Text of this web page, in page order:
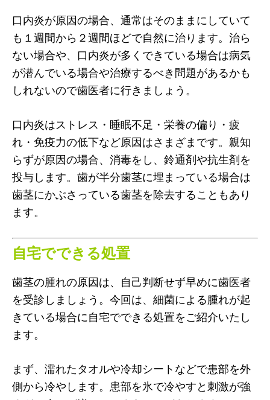
口内炎が原因の場合、通常はそのままにしていて
も１週間から２週間ほどで自然に治ります。治ら
ない場合や、口内炎が多くできている場合は病気
が潜んでいる場合や治療するべき問題があるかも
しれないので歯医者に行きましょう。
口内炎はストレス・睡眠不足・栄養の偏り・疲
れ・免疫力の低下など原因はさまざまです。親知
らずが原因の場合、消毒をし、鈴通剤や抗生剤を
投与します。歯が半分歯茎に埋まっている場合は
歯茎にかぶさっている歯茎を除去することもあり
ます。
自宅でできる処置
歯茎の腫れの原因は、自己判断せず早めに歯医者
を受診しましょう。今回は、細菌による腫れが起
きている場合に自宅でできる処置をご紹介いたし
ます。
まず、濡れたタオルや冷却シートなどで患部を外
側から冷やします。患部を氷で冷やすと刺激が強